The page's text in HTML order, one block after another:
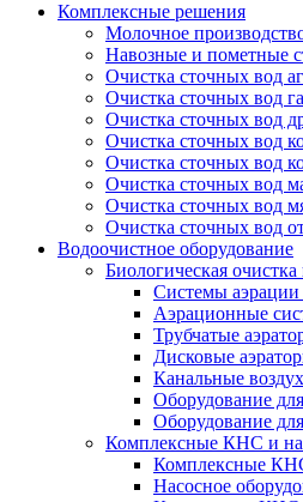
Комплексные решения
Молочное
Навозные и пометные
Очистка сточных вод
Очистка сточных вод
Очистка сточных вод
Очистка сточных вод
Очистка сточных вод
Очистка сточных вод
Очистка сточных вод
Очистка сточных вод
Водоочистное оборудование
Биологическая очистка
Системы аэрации
Аэрационные
Трубчатые
Дисковые
Канальные
Оборудование
Оборудование
Комплексные КНС и
Комплексные
Насосное